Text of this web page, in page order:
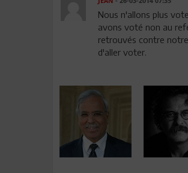
Nous n'allons plus
avons voté non au
retrouvés contre
d'aller voter.